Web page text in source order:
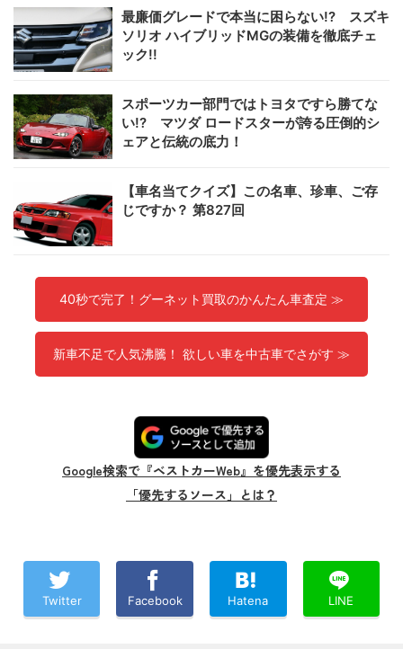
最廉価グレードで本当に困らない!? スズキ
ソリオ ハイブリッドMGの装備を徹底チェ
ック!!
スポーツカー部門ではトヨタですら勝てな
い!? マツダ ロードスターが誇る圧倒的シ
ェアと伝統の底力！
【車名当てクイズ】この名車、珍車、ご存
じですか？ 第827回
40秒で完了！グーネット買取のかんたん車査定 ≫
新車不足で人気沸騰！ 欲しい車を中古車でさがす ≫
Google検索で『ベストカーWeb』を優先表示する
「優先するソース」とは？
Twitter Facebook Hatena LINE